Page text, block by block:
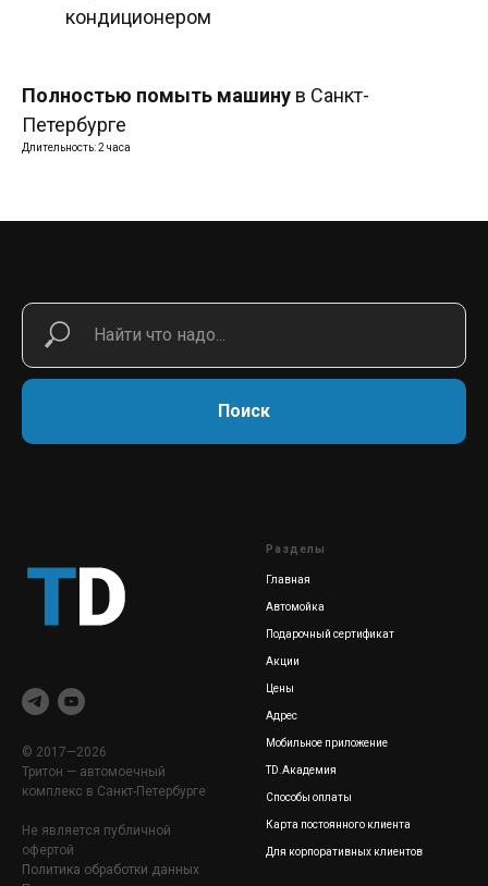
кондиционером
Полностью помыть машину в Санкт-
Петербурге
Длительность: 2 часа
Поиск
© 2017—2026
Тритон — автомоечный
комплекс в Санкт-Петербурге
Не является публичной
офертой
Политика обработки данных
Разделы
Главная
Автомойка
Подарочный сертификат
Акции
Цены
Адрес
Мобильное приложение
TD.Академия
Способы оплаты
Карта постоянного клиента
Для корпоративных клиентов